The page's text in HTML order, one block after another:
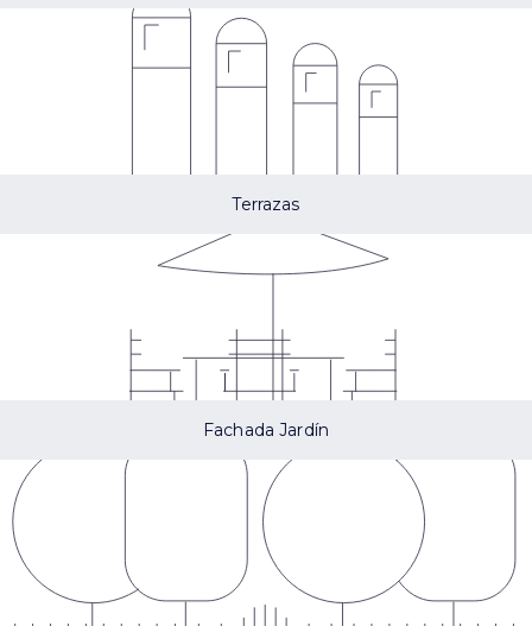
Terrazas
Fachada Jardín